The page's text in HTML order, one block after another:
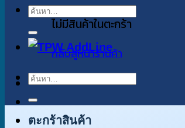
ไม่มีสินค้าในตะกร้า
กลับสู่หน้าร้านค้า
ตะกร้าสินค้า
ค้นหา:
ค้นหา: